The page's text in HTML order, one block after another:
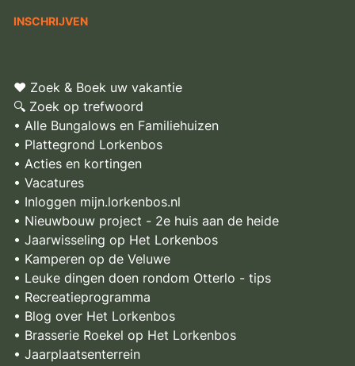
♥ Zoek & Boek uw vakantie
🔍 Zoek op trefwoord
• Alle Bungalows en Familiehuizen
• Plattegrond Lorkenbos
• Acties en kortingen
• Vacatures
• Inloggen mijn.lorkenbos.nl
• Nieuwbouw project - 2e huis aan de heide
• Jaarwisseling op Het Lorkenbos
• Kamperen op de Veluwe
• Leuke dingen doen rondom Otterlo - tips
• Recreatieprogramma
• Blog over Het Lorkenbos
• Brasserie Roekel op Het Lorkenbos
• Jaarplaatsenterrein